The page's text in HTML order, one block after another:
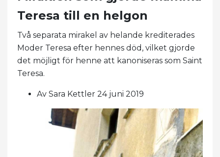
Teresa till en helgon
Två separata mirakel av helande krediterades
Moder Teresa efter hennes död, vilket gjorde
det möjligt för henne att kanoniseras som Saint
Teresa.
Av Sara Kettler 24 juni 2019